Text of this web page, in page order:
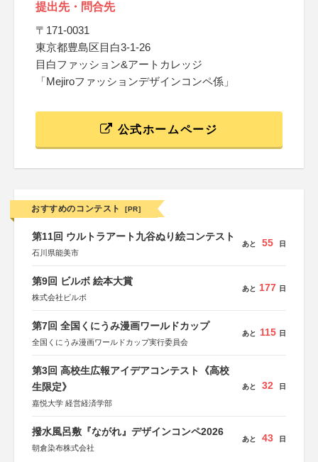
提出先・問合先
〒171-0031
東京都豊島区目白3-1-26
目白ファッション&アートカレッジ
「Mejiroファッションデザインコンペ係」
公式ホームページ
おすすめのコンテスト [PR]
第11回 ウルトラアート九谷ぬり絵コンテスト
石川県能美市
あと 55 日
第9回 ビルボ 絵本大賞
株式会社ビルボ
あと 177 日
第7回 全国くにうみ漫画ワールドカップ
全国くにうみ漫画ワールドカップ実行委員会
あと 115 日
第3回 高校生広報アイデアコンテスト《高校
生限定》
嘉悦大学 経営経済学部
あと 32 日
撥水風呂敷『ながれ』デザインコンペ2026
朝倉染布株式会社
あと 43 日